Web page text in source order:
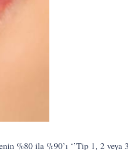
%80 ila %90’ı ‘’Tip 1, 2 veya